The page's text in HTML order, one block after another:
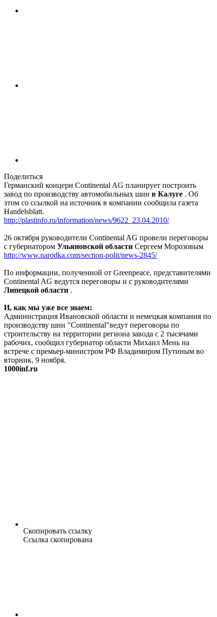
Поделиться
Германский концерн Continental AG планирует построить
завод по производству автомобильных шин в Калуге . Об
этом со ссылкой на источник в компании сообщила газета
Handelsblatt.
http://plastinfo.ru/information/news/9622_23.04.2010/
26 октября руководители Continental AG провели переговоры
с губернатором Ульяновской области Сергеем Морозовым
http://www.narodka.com/section-polit/news-2845/
По информации, полученной от Greenpeace, представителями
Continental AG ведутся переговоры и с руководителями
Липецкой области .
И, как мы уже все знаем:
Администрация Ивановской области и немецкая компания по
производству шин "Continental"ведут переговоры по
строительству на территории региона завода с 2 тысячами
рабочих, сообщил губернатор области Михаил Мень на
встрече с премьер-министром РФ Владимиром Путиным во
вторник, 9 ноября.
1000inf.ru
Скопировать ссылку
Ссылка скопирована